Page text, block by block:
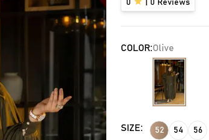
0 0 Reviews
COLOR:Olive
SIZE: 52 54 56